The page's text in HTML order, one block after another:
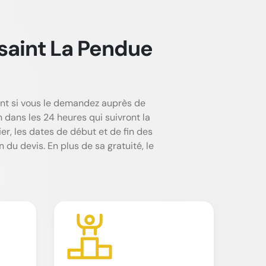
La Pendue
si vous le demandez auprès de
dans les 24 heures qui suivront la
les dates de début et de fin des
du devis. En plus de sa gratuité, le